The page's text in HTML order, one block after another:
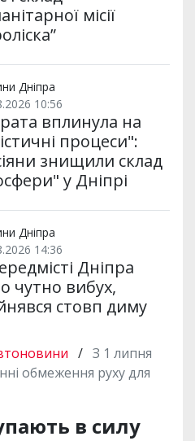
місії
Дніпра
10:56
вплинула на
процеси":
знищили склад
у Дніпрі
Дніпра
14:36
Дніпра
чутно вибух,
стовп диму
/ З 1 липня
обмеження руху для
в силу